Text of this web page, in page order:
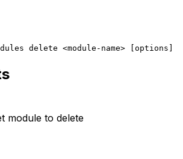
delete <module-name> [options]
module to delete